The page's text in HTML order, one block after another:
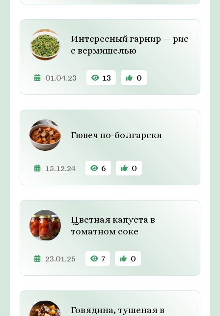
Интересный гарнир — рис
с вермишелью
01.04.23 13 0
Гювеч по-болгарски
15.12.24 6 0
Цветная капуста в
томатном соке
23.01.25 7 0
Говядина, тушеная в